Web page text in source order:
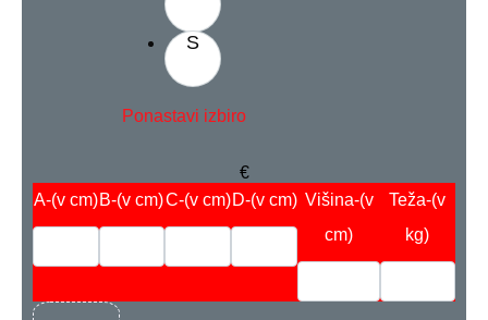
S
Ponastavi izbiro
€
A-(v cm)B-(v cm)C-(v cm)D-(v cm) Višina-(v
cm)
Teža-(v
kg)